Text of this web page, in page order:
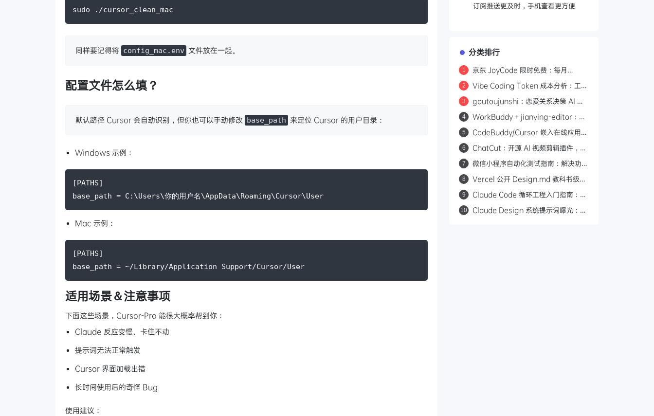
sudo ./cursor_clean_mac
同样要记得将 config_mac.env 文件放在一起。
配置文件怎么填？
默认路径 Cursor 会自动识别，但你也可以手动修改 base_path 来定位 Cursor 的用户目录：
Windows 示例：
[PATHS]
base_path = C:\Users\你的用户名\AppData\Roaming\Cursor\User
Mac 示例：
[PATHS]
base_path = ~/Library/Application Support/Cursor/User
适用场景＆注意事项
下面这些场景，Cursor-Pro 能很大概率帮到你：
Claude 反应变慢、卡住不动
提示词无法正常触发
Cursor 界面加载出错
长时间使用后的奇怪 Bug
使用建议：
订阅推送更及时，手机查看更方便
分类排行
1
京东 JoyCode 限时免费：每月
大模型
2
Vibe Coding Token 成本分析：工具
3
goutoujunshi：恋爱关系决策 AI 助
4
WorkBuddy + jianying-editor：5
5
CodeBuddy/Cursor 嵌入在线应用：
6
ChatCut：开源 AI 视频剪辑插件，用
7
微信小程序自动化测试指南：解决功能
8
Vercel 公开 Design.md 教科书级范
用规范详解
9
Claude Code 循环工程入门指南：基
环模式
10
Claude Design 系统提示词曝光：